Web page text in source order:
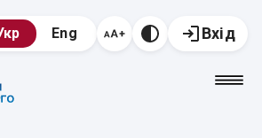
Eng Вхід